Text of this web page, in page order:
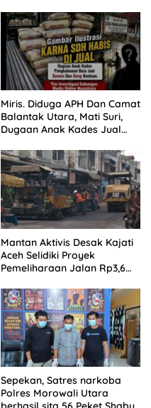
Miris. Diduga APH Dan Camat
Balantak Utara, Mati Suri,
Dugaan Anak Kades Jual
Mantan Aktivis Desak Kajati
Aceh Selidiki Proyek
Pemeliharaan Jalan Rp3,6
Sepekan, Satres narkoba
Polres Morowali Utara